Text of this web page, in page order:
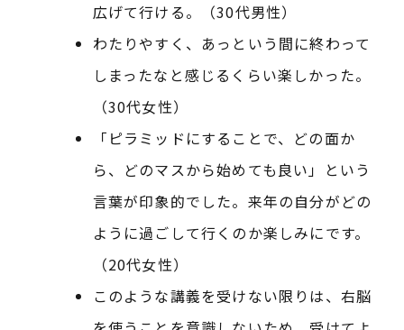
広げて行ける。（30代男性）
わたりやすく、あっという間に終わって
しまったなと感じるくらい楽しかった。
（30代女性）
「ピラミッドにすることで、どの面か
ら、どのマスから始めても良い」という
言葉が印象的でした。来年の自分がどの
ように過ごして行くのか楽しみにです。
（20代女性）
このような講義を受けない限りは、右脳